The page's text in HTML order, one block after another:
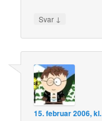
Svar ↓
15. februar 2006,